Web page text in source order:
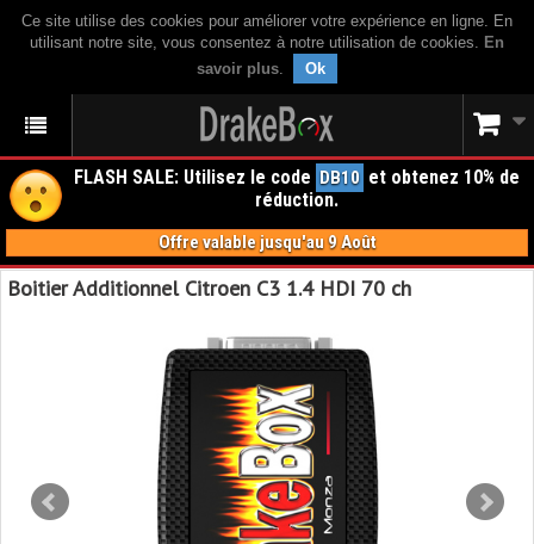
Ce site utilise des cookies pour améliorer votre expérience en ligne. En
utilisant notre site, vous consentez à notre utilisation de cookies. En
savoir plus. Ok
FLASH SALE: Utilisez le code DB10 et obtenez 10% de
réduction.
Offre valable jusqu'au 9 Août
Boitier Additionnel Citroen C3 1.4 HDI 70 ch